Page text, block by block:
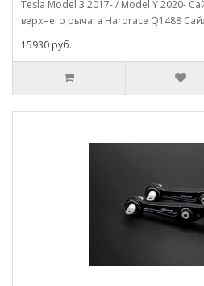
Tesla Model 3 2017- / Model Y 2020-
верхнего рычага Hardrace Q1488
15930 руб.